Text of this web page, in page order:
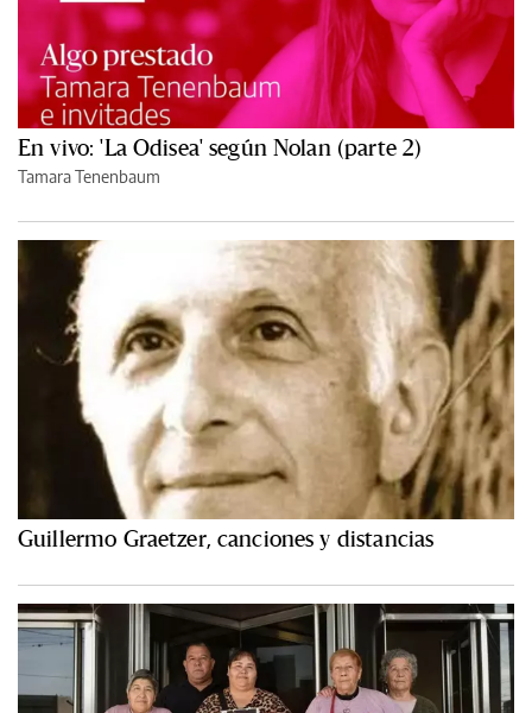
En vivo: 'La Odisea' según Nolan (parte 2)
Tamara Tenenbaum
Guillermo Graetzer, canciones y distancias